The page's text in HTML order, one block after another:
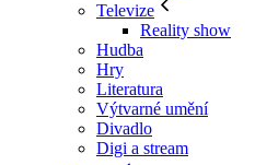
Televize
Reality show
Hudba
Hry
Literatura
Výtvarné umění
Divadlo
Digi a stream